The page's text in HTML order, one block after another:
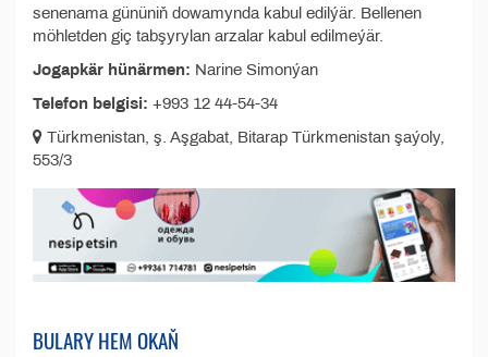
senenama gününiň dowamynda kabul edilýär. Bellenen
möhletden giç tabşyrylan arzalar kabul edilmeýär.
Jogapkär hünärmen: Narine Simonýan
Telefon belgisi: +993 12 44-54-34
Türkmenistan, ş. Aşgabat, Bitarap Türkmenistan şaýoly,
553/3
BULARY HEM OKAŇ